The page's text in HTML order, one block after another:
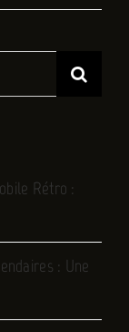
Rétro :
: Une